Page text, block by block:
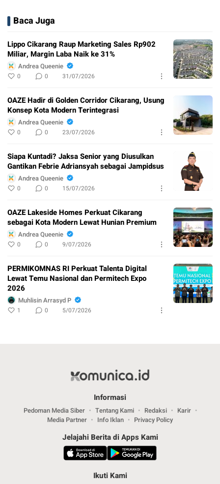
Baca Juga
Lippo Cikarang Raup Marketing Sales Rp902
Miliar, Margin Laba Naik ke 31%
Andrea Queenie
0 0 31/07/2026
OAZE Hadir di Golden Corridor Cikarang, Usung
Konsep Kota Modern Terintegrasi
Andrea Queenie
0 0 23/07/2026
Siapa Kuntadi? Jaksa Senior yang Diusulkan
Gantikan Febrie Adriansyah sebagai Jampidsus
Andrea Queenie
0 0 15/07/2026
OAZE Lakeside Homes Perkuat Cikarang
sebagai Kota Modern Lewat Hunian Premium
Andrea Queenie
0 0 9/07/2026
PERMIKOMNAS RI Perkuat Talenta Digital
Lewat Temu Nasional dan Permitech Expo
2026
Muhlisin Arrasyd P
1 0 5/07/2026
Informasi
Pedoman Media Siber Tentang Kami Redaksi
Karir
Media Partner
Info Iklan Privacy Policy
Jelajahi Berita di Apps Kami
Ikuti Kami